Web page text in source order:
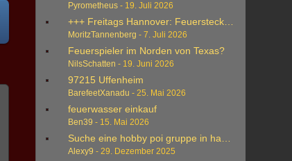
Pyrometheus - 19. Juli 2026
+++ Freitags Hannover: Feuerstecktan +++
MoritzTannenberg -7. Juli 2026
Feuerspieler im Norden von Texas?
NilsSchatten - 19. Juni 2026
97215 Uffenheim
BarefeetXanadu -25. Mai 2026
feuerwasser einkauf
Ben39 - 15. Mai 2026
Suche eine hobby poi gruppe in hannover
Alexy9 -29. Dezember 2025